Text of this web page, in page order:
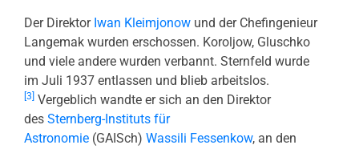
Der Direktor Iwan Kleimjonow und der Chefingenieur
Langemak wurden erschossen. Koroljow, Gluschko
und viele andere wurden verbannt. Sternfeld wurde
im Juli 1937 entlassen und blieb arbeitslos.
[3] Vergeblich wandte er sich an den Direktor
des Sternberg-Instituts für
Astronomie (GAISch) Wassili Fessenkow, an den